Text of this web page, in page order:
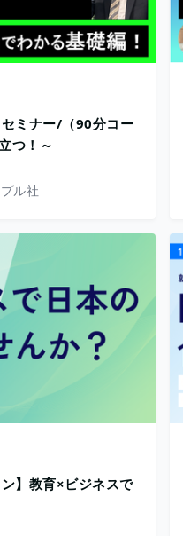
セミナー/（90分コー
つ！～
ル社
】教育×ビジネスで